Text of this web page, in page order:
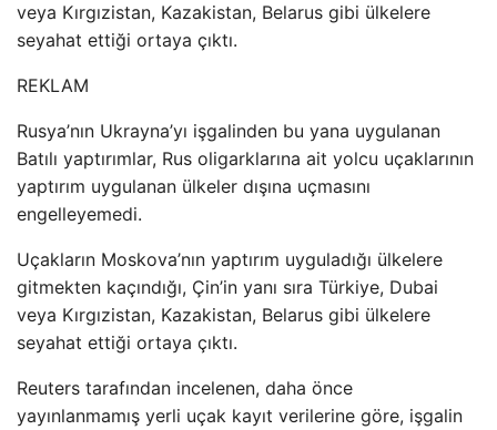
veya Kırgızistan, Kazakistan, Belarus gibi ülkelere
seyahat ettiği ortaya çıktı.
REKLAM
Rusya’nın Ukrayna’yı işgalinden bu yana uygulanan
Batılı yaptırımlar, Rus oligarklarına ait yolcu uçaklarının
yaptırım uygulanan ülkeler dışına uçmasını
engelleyemedi.
Uçakların Moskova’nın yaptırım uyguladığı ülkelere
gitmekten kaçındığı, Çin’in yanı sıra Türkiye, Dubai
veya Kırgızistan, Kazakistan, Belarus gibi ülkelere
seyahat ettiği ortaya çıktı.
Reuters tarafından incelenen, daha önce
yayınlanmamış yerli uçak kayıt verilerine göre, işgalin